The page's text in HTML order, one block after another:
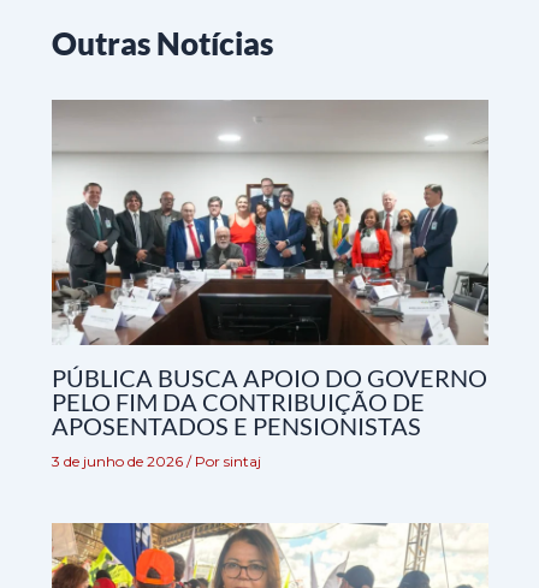
Outras Notícias
PÚBLICA BUSCA APOIO DO GOVERNO
PELO FIM DA CONTRIBUIÇÃO DE
APOSENTADOS E PENSIONISTAS
3 de junho de 2026 / Por sintaj